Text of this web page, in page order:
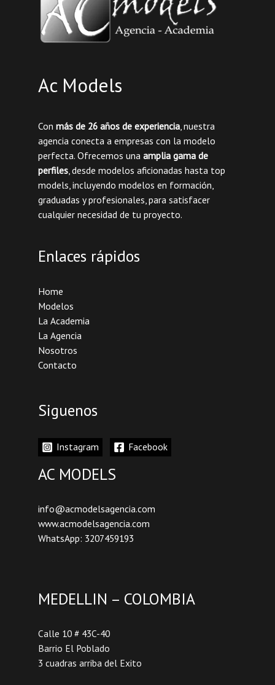
Ac Models
Con más de 26 años de experiencia, nuestra
agencia conecta a empresas con la modelo
perfecta. Ofrecemos una amplia gama de
perfiles, desde modelos aficionadas hasta top
models, incluyendo modelos en formación,
graduadas y profesionales, para satisfacer
cualquier necesidad de tu proyecto.
Enlaces rápidos
Home
Modelos
La Academia
La Agencia
Nosotros
Contacto
Siguenos
Instagram Facebook
AC MODELS
info@acmodelsagencia.com
www.acmodelsagencia.com
WhatsApp: 3207459193
MEDELLIN – COLOMBIA
Calle 10 # 43C-40
Barrio El Poblado
3 cuadras arriba del Exito